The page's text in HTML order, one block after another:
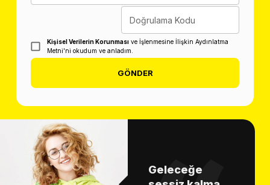
Doğrulama Kodu
Kişisel Verilerin Korunması ve İşlenmesine İlişkin Aydınlatma
Metni'ni okudum ve anladım.
GÖNDER
Geleceğe